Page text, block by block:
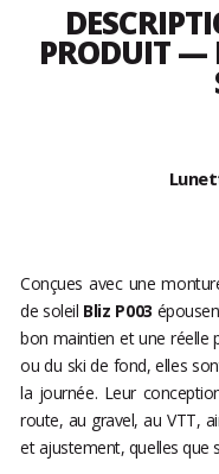
PRODUIT —
Conçues avec une
de soleil Bliz P003
bon maintien et une réelle
ou du ski de fond, elles
la journée. Leur
route, au gravel, au VTT,
et ajustement, quelles que